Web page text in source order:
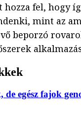
hozza fel, hogy
mint az
beporzó
de egész fajok